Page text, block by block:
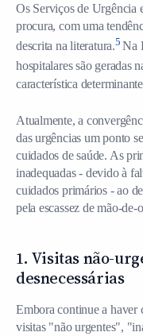
Os Serviços de Urgência
procura, com uma
descrita na literatura.5Na
hospitalares são geradas
característica
Atualmente, a
das urgências um ponto
cuidados de saúde. As
inadequadas - devido à
cuidados primários - ao
pela escassez de mão-de-
1. Visitas não-
desnecessárias
Embora continue a haver
visitas "não urgentes",